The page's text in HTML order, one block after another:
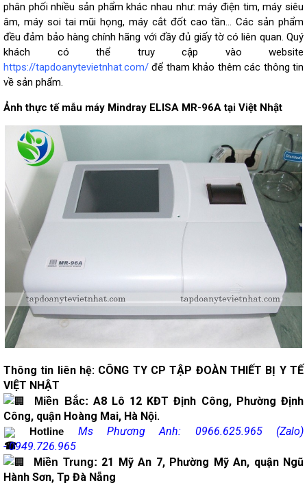
phân phối nhiều sản phẩm khác nhau như: máy điện tim, máy siêu
âm, máy soi tai mũi họng, máy cắt đốt cao tần... Các sản phẩm
đều đảm bảo hàng chính hãng với đầy đủ giấy tờ có liên quan. Quý
khách có thể truy cập vào website
https://tapdoanytevietnhat.com/ để tham khảo thêm các thông tin
về sản phẩm.
Ảnh thực tế mẫu máy Mindray ELISA MR-96A tại Việt Nhật
Thông tin liên hệ: CÔNG TY CP TẬP ĐOÀN THIẾT BỊ Y TẾ
VIỆT NHẬT
Miền Bắc: A8 Lô 12 KĐT Định Công, Phường Định
Công, quận Hoàng Mai, Hà Nội.
Hotline
Ms Phương Anh: 0966.625.965 (Zalo)
- 0949.726.965
Miền Trung: 21 Mỹ An 7, Phường Mỹ An, quận Ngũ
Hành Sơn, Tp Đà Nẵng